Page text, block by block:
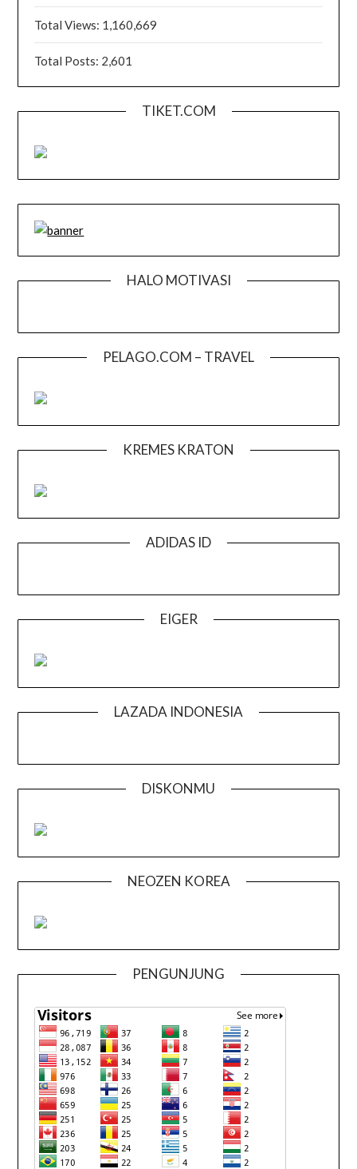
Total Views: 1,160,669
Total Posts: 2,601
TIKET.COM
HALO MOTIVASI
PELAGO.COM – TRAVEL
KREMES KRATON
ADIDAS ID
EIGER
LAZADA INDONESIA
DISKONMU
NEOZEN KOREA
PENGUNJUNG